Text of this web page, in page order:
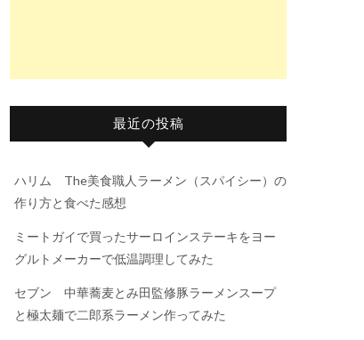
最近の投稿
ハリム The美食職人ラーメン（スパイシー）の
作り方と食べた感想
ミートガイで買ったサーロインステーキをヨー
グルトメーカーで低温調理してみた
セブン 中華蕎麦とみ田監修豚ラーメンスープ
と極太麺で二郎系ラーメン作ってみた